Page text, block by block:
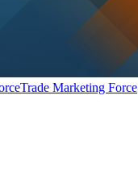
Trade Marketing Force